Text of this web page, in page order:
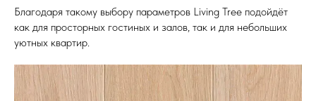
Благодаря такому выбору параметров Living Tree подойдёт
как для просторных гостиных и залов, так и для небольших
уютных квартир.